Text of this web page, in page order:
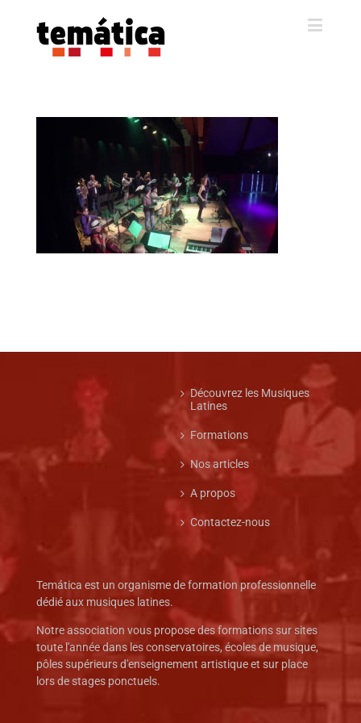
Découvrez les Musiques
Latines
Formations
Nos articles
A propos
Contactez-nous
Temática est un organisme de formation professionnelle
dédié aux musiques latines.
Notre association vous propose des formations sur sites
toute l'année dans les conservatoires, écoles de musique,
pôles supérieurs d'enseignement artistique et sur place
lors de stages ponctuels.